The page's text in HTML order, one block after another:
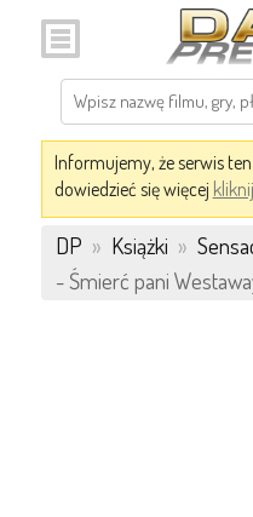
Informujemy, że serwis
dowiedzieć się więcej
DP » Książki »
- Śmierć pani